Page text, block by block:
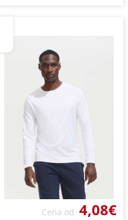
Cena od 4,08€